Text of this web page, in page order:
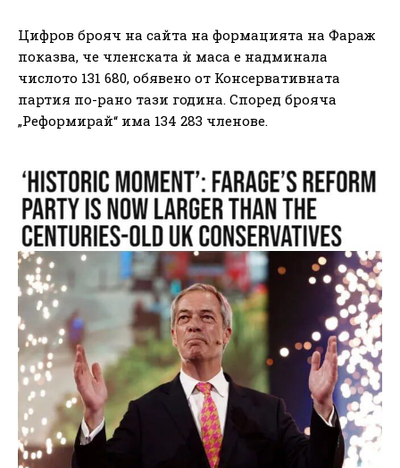
Цифров брояч на сайта на формацията на Фараж
показва, че членската ѝ маса е надминала
числото 131 680, обявено от Консервативната
партия по-рано тази година. Според брояча
„Реформирай“ има 134 283 членове.